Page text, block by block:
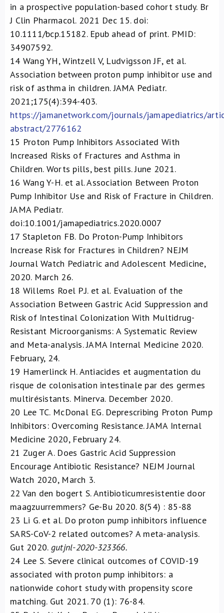
in a prospective population-based cohort study. Br
J Clin Pharmacol. 2021 Dec 15. doi:
10.1111/bcp.15182. Epub ahead of print. PMID:
34907592.
14 Wang YH, Wintzell V, Ludvigsson JF, et al.
Association between proton pump inhibitor use and
risk of asthma in children. JAMA Pediatr.
2021;175(4):394-403.
https://jamanetwork.com/journals/jamapediatrics/
abstract/2776162
15 Proton Pump Inhibitors Associated With
Increased Risks of Fractures and Asthma in
Children. Worts pills, best pills. June 2021.
16 Wang Y-H. et al. Association Between Proton
Pump Inhibitor Use and Risk of Fracture in Children.
JAMA Pediatr.
doi:10.1001/jamapediatrics.2020.0007
17 Stapleton FB. Do Proton-Pump Inhibitors
Increase Risk for Fractures in Children? NEJM
Journal Watch Pediatric and Adolescent Medicine,
2020. March 26.
18 Willems Roel P.J. et al. Evaluation of the
Association Between Gastric Acid Suppression and
Risk of Intestinal Colonization With Multidrug-
Resistant Microorganisms: A Systematic Review
and Meta-analysis. JAMA Internal Medicine 2020.
February, 24.
19 Hamerlinck H. Antiacides et augmentation du
risque de colonisation intestinale par des germes
multirésistants. Minerva. December 2020.
20 Lee TC. McDonal EG. Deprescribing Proton Pump
Inhibitors: Overcoming Resistance. JAMA Internal
Medicine 2020, February 24.
21 Zuger A. Does Gastric Acid Suppression
Encourage Antibiotic Resistance? NEJM Journal
Watch 2020, March 3.
22 Van den bogert S. Antibioticumresistentie door
maagzuurremmers? Ge-Bu 2020. 8(54) : 85-88
23 Li G. et al. Do proton pump inhibitors influence
SARS-CoV-2 related outcomes? A meta-analysis.
Gut 2020. gutjnl-2020-323366.
24 Lee S. Severe clinical outcomes of COVID-19
associated with proton pump inhibitors: a
nationwide cohort study with propensity score
matching. Gut 2021. 70 (1): 76-84.